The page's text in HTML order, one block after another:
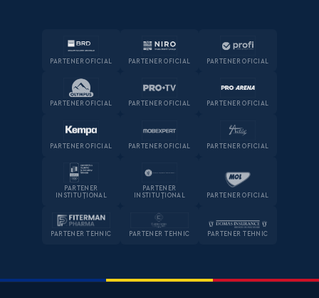
PARTENER OFICIAL PARTENER OFICIAL PARTENER OFICIAL
PARTENER OFICIAL PARTENER OFICIAL PARTENER OFICIAL
PARTENER OFICIAL PARTENER OFICIAL PARTENER OFICIAL
PARTENER
INSTITUȚIONAL
PARTENER
INSTITUȚIONAL
PARTENER OFICIAL
PARTENER TEHNIC PARTENER TEHNIC PARTENER TEHNIC